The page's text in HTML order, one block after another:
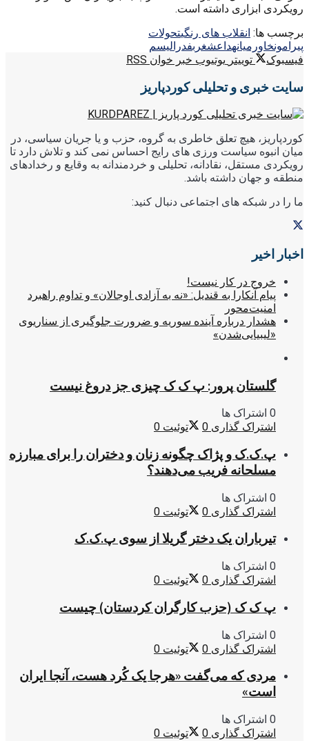
رویکردی ابزاری داشته است.
برچسب ها: انقلاب های رنگیتحولات
پیرامونخاورمیانهداعشغربفدرالیسم
فیسبوک
توییتر یوتیوب خبر خوان RSS
سایت خبری و تحلیلی کوردپاریز
کوردپاریز، هیچ تعلق خاطری به گروه، حزب و یا جریان سیاسی، در
میان انبوه سیاست ورزی های رایج احساس نمی کند و تلاش دارد تا
رویکردی مستقل، نقادانه، تحلیلی و خردمندانه به وقایع و رخدادهای
منطقه و جهان داشته باشد.
ما را در شبکه های اجتماعی دنبال کنید:
اخبار اخیر
خروج در کار نیست!
پیام آنکارا به قندیل: «نه به آزادی اوجالان» و تداوم راهبرد
امنیت‌محور
هشدار درباره آینده سوریه و ضرورت جلوگیری از سناریوی
«لیبیایی‌شدن»
گلستان پرور: پ ک ک چیزی جز دروغ نیست
0 اشتراک ها
اشتراک گذاری 0 توئیت 0
پ.ک.ک و پژاک چگونه زنان و دختران را برای مبارزه
مسلحانه فریب می‌دهند؟
0 اشتراک ها
اشتراک گذاری 0 توئیت 0
تیرباران یک دختر گریلا از سوی پ.ک.ک
0 اشتراک ها
اشتراک گذاری 0 توئیت 0
پ ک ک (حزب کارگران کردستان) چیست
0 اشتراک ها
اشتراک گذاری 0 توئیت 0
مردی که می‌گفت «هرجا یک کُرد هست، آنجا ایران
است»
0 اشتراک ها
اشتراک گذاری 0 توئیت 0